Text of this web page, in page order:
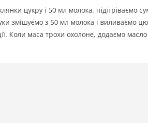
цукру і 50 мл молока, підігріваємо
змішуємо з 50 мл молока і виливаємо
Коли маса трохи охолоне, додаємо